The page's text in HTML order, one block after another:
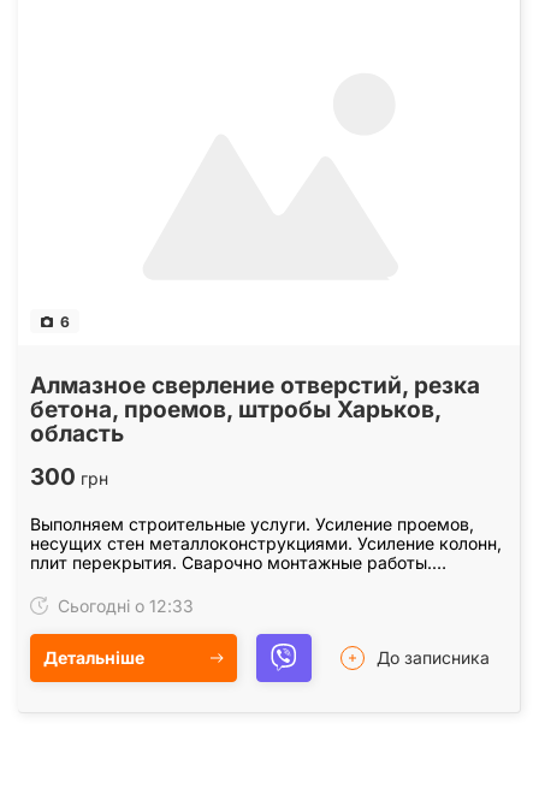
6
Алмазное сверление отверстий, резка
бетона, проемов, штробы Харьков,
область
300 грн
Выполняем строительные услуги. Усиление проемов,
несущих стен металлоконструкциями. Усиление колонн,
плит перекрытия. Сварочно монтажные работы.
Сьогодні о 12:33
Детальніше До записника